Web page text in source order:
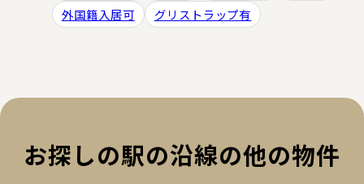
外国籍入居可
グリストラップ有
お探しの駅の沿線の他の物件